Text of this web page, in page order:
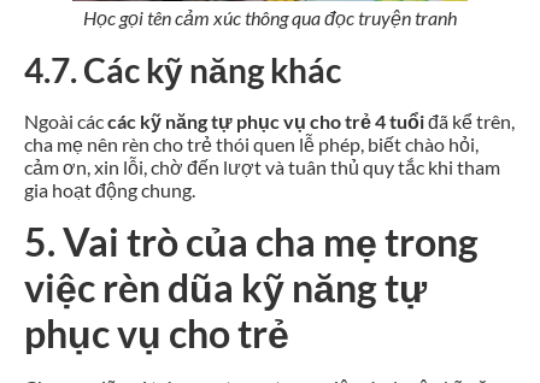
Học gọi tên cảm xúc thông qua đọc truyện tranh
4.7. Các kỹ năng khác
Ngoài cáccác kỹ năng tự phục vụ cho trẻ 4 tuổiđã kể trên,
cha mẹ nên rèn cho trẻ thói quen lễ phép, biết chào hỏi,
cảm ơn, xin lỗi, chờ đến lượt và tuân thủ quy tắc khi tham
gia hoạt động chung.
5. Vai trò của cha mẹ trong
việc rèn dũa kỹ năng tự
phục vụ cho trẻ